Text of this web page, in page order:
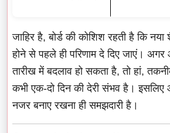
जाहिर है, बोर्ड की कोशिश रहती है कि
होने से पहले ही परिणाम दे दिए जाएं।
तारीख में बदलाव हो सकता है, तो हां,
कभी एक-दो दिन की देरी संभव है। इसलिए
नजर बनाए रखना ही समझदारी है।